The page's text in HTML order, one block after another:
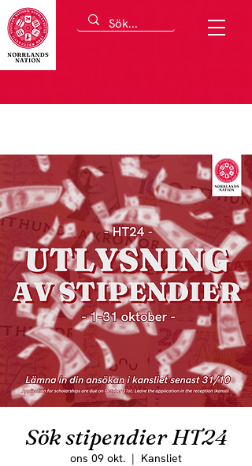
Sök stipendier HT24
ons 09 okt.
  |
Kansliet